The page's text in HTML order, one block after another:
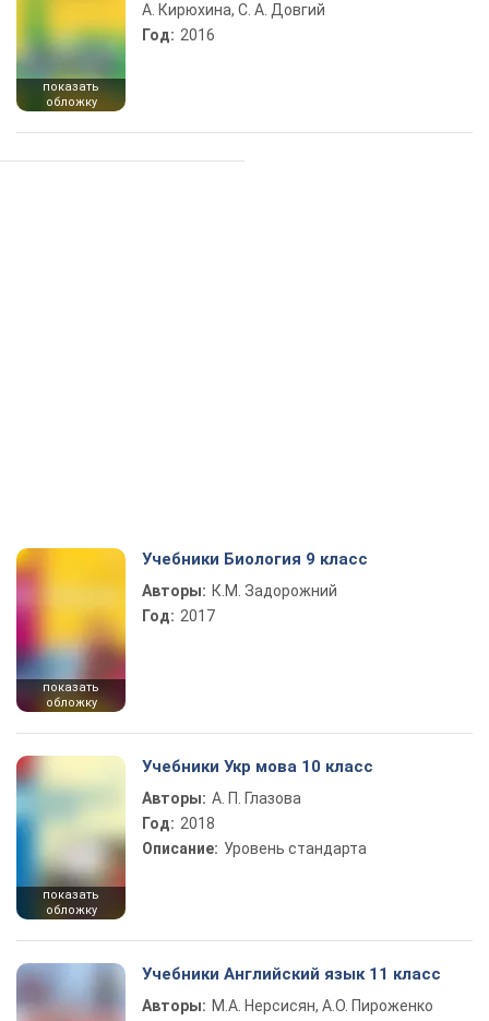
показать
обложку
А. Кирюхина, С. А. Довгий
Год: 2016
показать
обложку
Учебники Биология 9 класс
Авторы: К.М. Задорожний
Год: 2017
показать
обложку
Учебники Укр мова 10 класс
Авторы: А. П. Глазова
Год: 2018
Описание: Уровень стандарта
Учебники Английский язык 11 класс
Авторы: М.А. Нерсисян, А.О. Пироженко